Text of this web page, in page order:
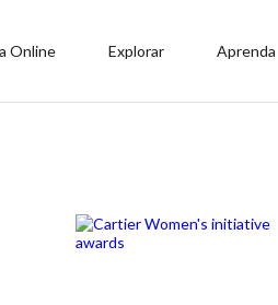
Online Explorar Aprenda